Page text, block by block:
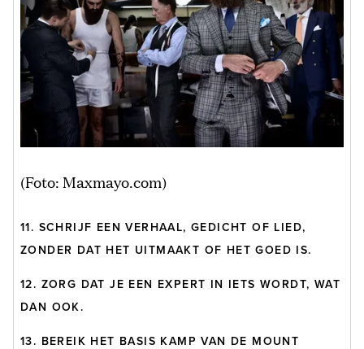
(Foto: Maxmayo.com)
11. SCHRIJF EEN VERHAAL, GEDICHT OF LIED,
ZONDER DAT HET UITMAAKT OF HET GOED IS.
12. ZORG DAT JE EEN EXPERT IN IETS WORDT, WAT
DAN OOK.
13. BEREIK HET BASIS KAMP VAN DE MOUNT